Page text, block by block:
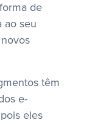
de
ao seu
têm
e-
eles